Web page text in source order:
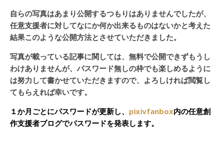
自らの写真はあまり公開するつもりはありませんでしたが、
任意支援者に対してなにか何か出来るものはないかと考えた
結果このような公開方法とさせていただきました。
写真が載っている記事に関しては、無料で公開できずもうし
わけありませんが、パスワード無しの枠でも楽しめるように
は努力して書かせていただきますので、よろしければ閲覧し
てもらえれば幸いです。
１か月ごとにパスワードが更新し、 pixivfanbox内の任意創
作支援者ブログでパスワードを発表します。